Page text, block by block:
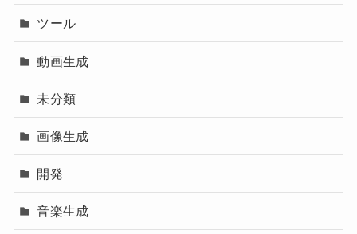
ツール
動画生成
未分類
画像生成
開発
音楽生成